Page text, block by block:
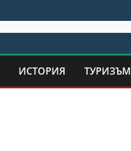
ИСТОРИЯ ТУРИЗЪМ